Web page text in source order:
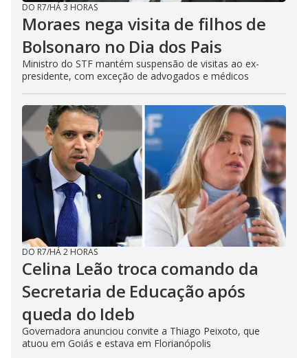
DO R7/HÁ 3 HORAS
Moraes nega visita de filhos de
Bolsonaro no Dia dos Pais
Ministro do STF mantém suspensão de visitas ao ex-
presidente, com exceção de advogados e médicos
DO R7/HÁ 2 HORAS
Celina Leão troca comando da
Secretaria de Educação após
queda do Ideb
Governadora anunciou convite a Thiago Peixoto, que
atuou em Goiás e estava em Florianópolis